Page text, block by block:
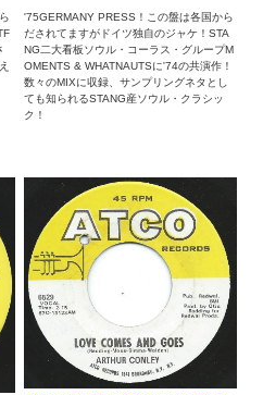
'75GERMANY PRESS！この盤は各国から
だされてますがドイツ独自のジャケ！STA
NG二大看板ソウル・コーラス・グループM
OMENTS & WHATNAUTSに'74の共演作！
数々のMIXに収録、サンプリングネタとし
ても知られるSTANG産ソウル・クラシッ
ク！